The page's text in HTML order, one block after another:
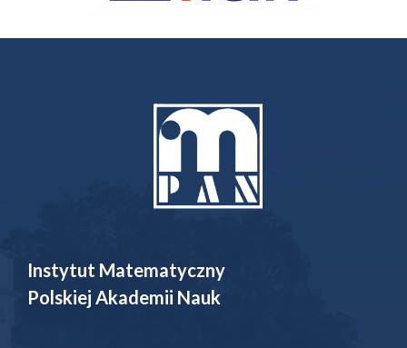
Instytut Matematyczny
Polskiej Akademii Nauk